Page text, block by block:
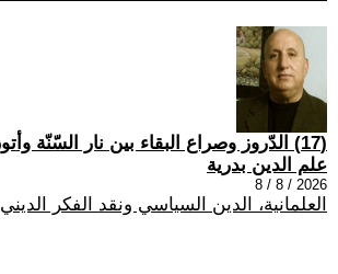
(17) الدّروز وصراع البقاء بين نار السّنّة وأتون التّشييع
علم الدين بدرية
2026 / 8 / 8
العلمانية، الدين السياسي ونقد الفكر الديني